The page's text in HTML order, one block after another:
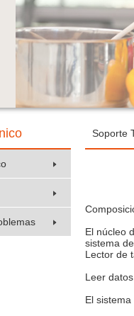
Soporte
El núcleo
sistema
Lector de
Leer
El